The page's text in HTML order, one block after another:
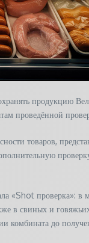
продукцию
проведённой
товаров,
проверка»: в
в свиных и
комбината до